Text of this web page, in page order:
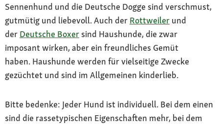
Sennenhund und die Deutsche Dogge sind verschmust,
gutmütig und liebevoll. Auch der Rottweiler und
der Deutsche Boxer sind Haushunde, die zwar
imposant wirken, aber ein freundliches Gemüt
haben. Haushunde werden für vielseitige Zwecke
gezüchtet und sind im Allgemeinen kinderlieb.
Bitte bedenke: Jeder Hund ist individuell. Bei dem einen
sind die rassetypischen Eigenschaften mehr, bei dem